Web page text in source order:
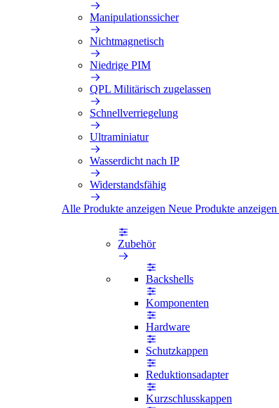
Manipulationssicher
Nichtmagnetisch
Niedrige PIM
QPL Militärisch zugelassen
Schnellverriegelung
Ultraminiatur
Wasserdicht nach IP
Widerstandsfähig
Alle Produkte anzeigen Neue Produkte anzeigen
Zubehör
Backshells
Komponenten
Hardware
Schutzkappen
Reduktionsadapter
Kurzschlusskappen